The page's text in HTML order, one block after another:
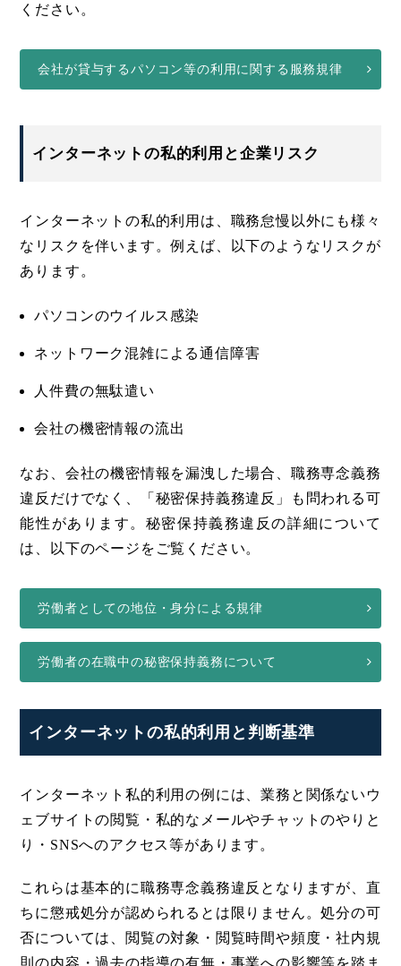
ください。
会社が貸与するパソコン等の利用に関する服務規律
インターネットの私的利用と企業リスク
インターネットの私的利用は、職務怠慢以外にも様々
なリスクを伴います。例えば、以下のようなリスクが
あります。
パソコンのウイルス感染
ネットワーク混雑による通信障害
人件費の無駄遣い
会社の機密情報の流出
なお、会社の機密情報を漏洩した場合、職務専念義務
違反だけでなく、「秘密保持義務違反」も問われる可
能性があります。秘密保持義務違反の詳細について
は、以下のページをご覧ください。
労働者としての地位・身分による規律
労働者の在職中の秘密保持義務について
インターネットの私的利用と判断基準
インターネット私的利用の例には、業務と関係ないウ
ェブサイトの閲覧・私的なメールやチャットのやりと
り・SNSへのアクセス等があります。
これらは基本的に職務専念義務違反となりますが、直
ちに懲戒処分が認められるとは限りません。処分の可
否については、閲覧の対象・閲覧時間や頻度・社内規
則の内容・過去の指導の有無・事業への影響等を踏ま